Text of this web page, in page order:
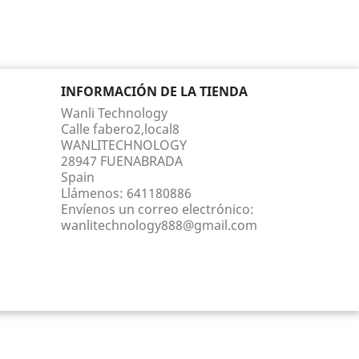
INFORMACIÓN DE LA TIENDA
Wanli Technology
Calle fabero2,local8
WANLITECHNOLOGY
28947 FUENABRADA
Spain
Llámenos: 641180886
Envíenos un correo electrónico:
wanlitechnology888@gmail.com